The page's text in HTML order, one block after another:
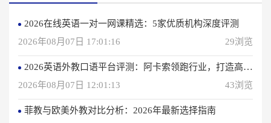
2026在线英语一对一网课精选：5家优质机构深度评测
2026年08月07日 17:01:16
29浏览
2026英语外教口语平台评测：阿卡索领跑行业，打造高效学习体验
2026年08月07日 12:01:13
43浏览
菲教与欧美外教对比分析：2026年最新选择指南